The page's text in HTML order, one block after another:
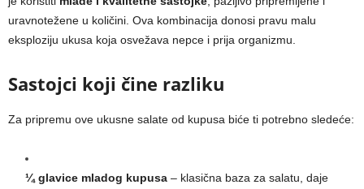
uravnotežene u količini. Ova kombinacija donosi pravu malu
eksploziju ukusa koja osvežava nepce i prija organizmu.
Sastojci koji čine razliku
Za pripremu ove ukusne salate od kupusa biće ti potrebno sledeće:
¼ glavice mladog kupusa – klasična baza za salatu, daje